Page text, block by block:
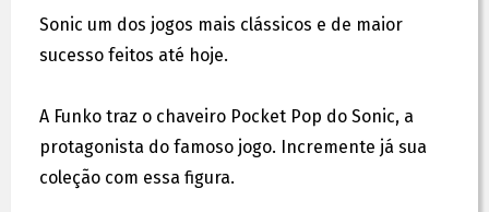
Sonic um dos jogos mais clássicos e de maior
sucesso feitos até hoje.
A Funko traz o chaveiro Pocket Pop do Sonic, a
protagonista do famoso jogo. Incremente já sua
coleção com essa figura.